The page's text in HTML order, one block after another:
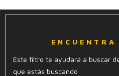
Este filtro te ayudará a buscar
que estás buscando